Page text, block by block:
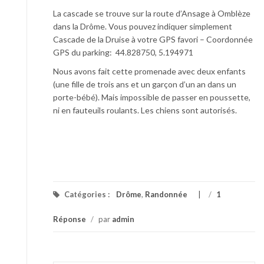
La cascade se trouve sur la route d’Ansage à Omblèze
dans la Drôme. Vous pouvez indiquer simplement
Cascade de la Druise à votre GPS favori – Coordonnée
GPS du parking: 44.828750, 5.194971
Nous avons fait cette promenade avec deux enfants
(une fille de trois ans et un garçon d’un an dans un
porte-bébé). Mais impossible de passer en poussette,
ni en fauteuils roulants. Les chiens sont autorisés.
Catégories : Drôme, Randonnée / 1
Réponse / par admin